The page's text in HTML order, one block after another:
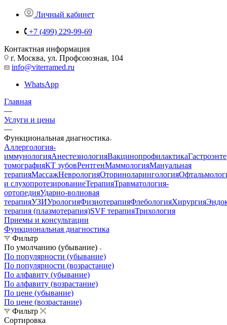
Личный кабинет
+7 (499) 229-99-69
Контактная информация
г. Москва, ул. Профсоюзная, 104
info@viterramed.ru
WhatsApp
Главная
—
Услуги и цены
—
Функциональная диагностика
Аллергология-
иммунологияАнестезиологияВакцинопрофилактика
томографияКТ зубовРентгенМаммологияМануальная
терапияМассажНеврологияОториноларингология
и слухопротезированиеТерапияТравматология-
ортопедияУдарно-волновая
терапияУЗИУрологияФизиотерапияФлебологияХирургия
терапия (плазмотерапия)SVF терапияТрихология
Приемы и консультации
Функциональная диагностика
Фильтр
По умолчанию (убывание)
По популярности (убывание)
По популярности (возрастание)
По алфавиту (убывание)
По алфавиту (возрастание)
По цене (убывание)
По цене (возрастание)
Фильтр
Сортировка